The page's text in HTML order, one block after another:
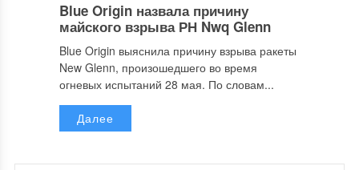
Blue Origin назвала причину
майского взрыва РН Nwq Glenn
Blue Origin выяснила причину взрыва ракеты
New Glenn, произошедшего во время
огневых испытаний 28 мая. По словам...
Далее